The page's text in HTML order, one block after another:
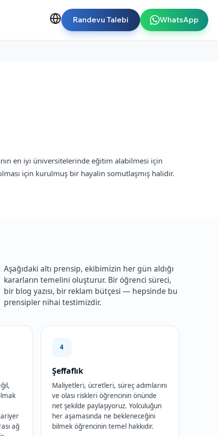
Randevu Talebi WhatsApp
en iyi üniversitelerinde eğitim alabilmesi için
için kurulmuş bir hayalin somutlaşmış halidir.
Aşağıdaki altı prensip, ekibimizin her gün aldığı
kararların temelini oluşturur. Bir öğrenci süreci,
bir blog yazısı, bir reklam bütçesi — hepsinde bu
prensipler nihai testimizdir.
ağ
4
Şeffaflık
Maliyetleri, ücretleri, süreç adımlarını
ve olası riskleri öğrencinin önünde
net şekilde paylaşıyoruz. Yolculuğun
her aşamasında ne bekleneceğini
bilmek öğrencinin temel hakkıdır.